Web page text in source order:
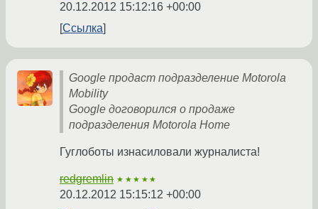
20.12.2012 15:12:16 +00:00
Ссылка
Google продаст подразделение Motorola
Mobility
Google договорился о продаже
подразделения Motorola Home
Гуглоботы изнасиловали журналиста!
redgremlin ★★★★★
20.12.2012 15:15:12 +00:00